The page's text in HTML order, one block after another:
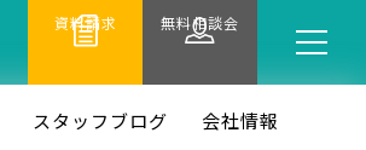
資料請求 無料相談会
スタッフブログ 会社情報